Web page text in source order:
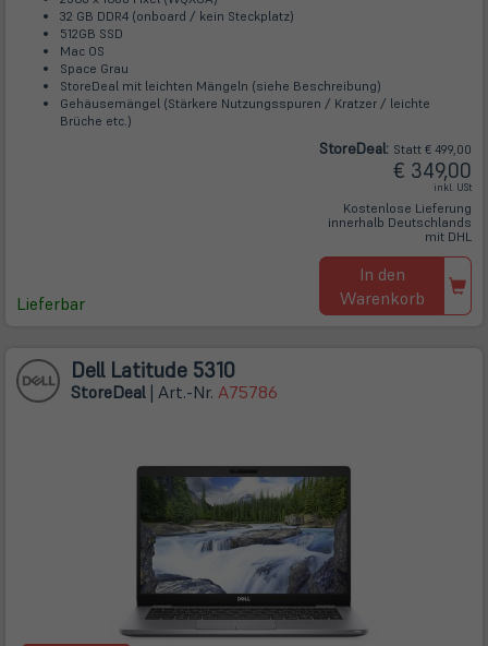
32 GB DDR4 (onboard / kein Steckplatz)
512GB SSD
Mac OS
Space Grau
StoreDeal mit leichten Mängeln (siehe Beschreibung)
Gehäusemängel (Stärkere Nutzungsspuren / Kratzer / leichte
Brüche etc.)
Lieferbar
StoreDeal: Statt € 499,00
€ 349,00
inkl. USt
Kostenlose Lieferung
innerhalb Deutschlands
mit DHL
In den
Warenkorb
Dell Latitude 5310
StoreDeal | Art.-Nr. A75786